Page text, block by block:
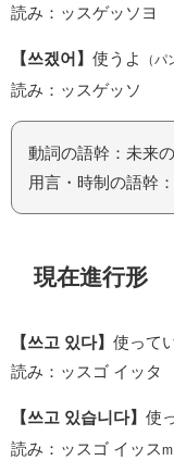
読み：ッスゲッソヨ
【쓰겠어】 使うよ （パ
読み：ッスゲッソ
動詞の語幹：未来
用言・時制の語幹
現在進行形
【쓰고 있다】 使って
読み：ッスゴ イッタ
【쓰고 있습니다】 使
読み：ッスゴ イッスm